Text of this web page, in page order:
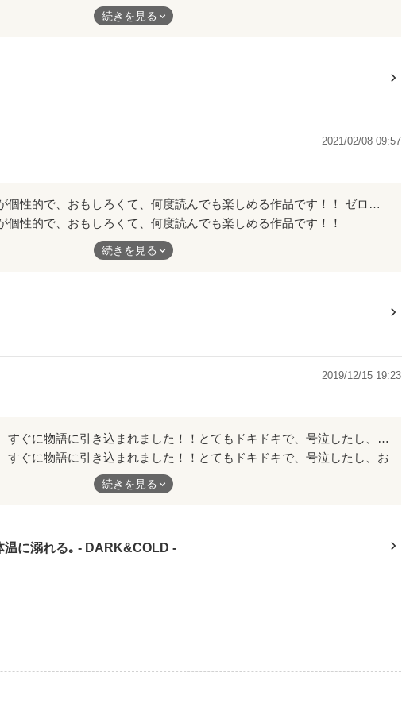
とうございました✨✨
です。
。
とうございました🌟
予定/🌟
者さま向けに設定を少し変更しております！
版では読めます～！
せん)
。
る……。
た契約』
とうございました🌸
作品を読む
作品を読む
クターたちはどの子も魅力的で、読めば読むほど物語に引き込まれてい
り、とにかくドキドキ。
づけばいつもにやけてます(笑)
な方にとてもおすすめしたい作品です！
りませんっ！
続きを見る
2021/02/08 09:57
登場人物ひとりひとりが個性的で、おもしろくて、何度読んでも楽しめる作品です！！ ゼロとフィオネは最高の相棒ですね☺️♡ たくさんの感動ときゅんきゅんをありがとうございました！！ これからも応援しております💪🏻💕
個性的で、おもしろくて、何度読んでも楽しめる作品です！！
きゅんをありがとうございました！！
続きを見る
2019/12/15 19:23
この作品を読んでから、すぐに物語に引き込まれました！！とてもドキドキで、号泣したし、おもしろかったです！！ 響平、瑠花ちゃん、とにかく可愛すぎて大好きです😍✨ 毎日の楽しみをありがとうございました…！！ 番外編もすごく楽しみにしております！！
すぐに物語に引き込まれました！！とてもドキドキで、号泣したし、お
かく可愛すぎて大好きです😍✨
しております！！
続きを見る
温に溺れる｡ - DARK&COLD -